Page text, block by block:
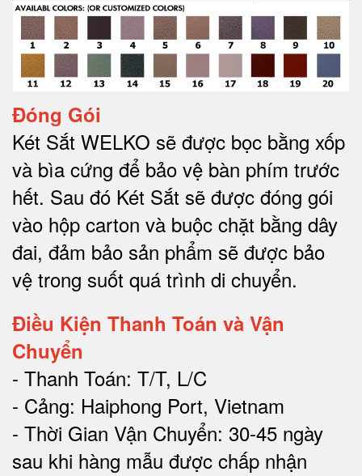
Đóng Gói
Két Sắt WELKO sẽ được bọc bằng xốp
và bìa cứng để bảo vệ bàn phím trước
hết. Sau đó Két Sắt sẽ được đóng gói
vào hộp carton và buộc chặt bằng dây
đai, đảm bảo sản phẩm sẽ được bảo
vệ trong suốt quá trình di chuyển.
Điều Kiện Thanh Toán và Vận
Chuyển
- Thanh Toán: T/T, L/C
- Cảng: Haiphong Port, Vietnam
- Thời Gian Vận Chuyển: 30-45 ngày
sau khi hàng mẫu được chấp nhận